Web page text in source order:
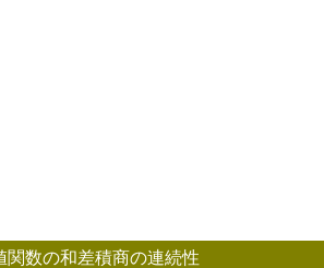
関数の和差積商の連続性